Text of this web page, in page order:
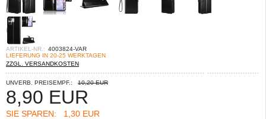
ARTIKEL-NR.: 4003824-VAR
LIEFERUNG IN 20-25 WERKTAGEN
ZZGL. VERSANDKOSTEN
UNVERB. PREISEMPF.: 10,20 EUR
8,90 EUR
SIE SPAREN: 1,30 EUR